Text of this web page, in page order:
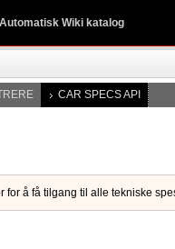
Automatisk Wiki katalog
CAR SPECS API
for å få tilgang til alle tekniske